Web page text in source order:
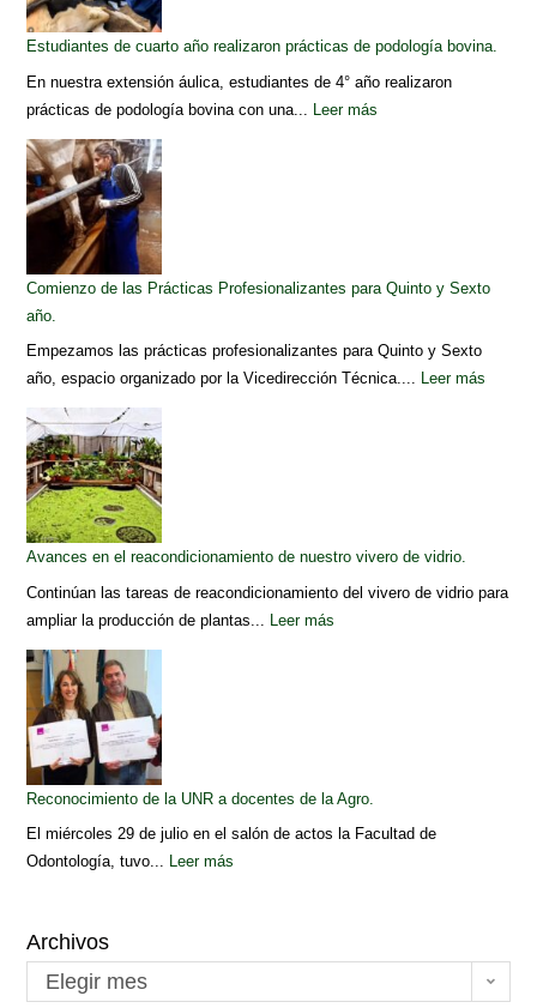
Estudiantes de cuarto año realizaron prácticas de podología bovina.
En nuestra extensión áulica, estudiantes de 4° año realizaron
prácticas de podología bovina con una...
Leer más
Comienzo de las Prácticas Profesionalizantes para Quinto y Sexto
año.
Empezamos las prácticas profesionalizantes para Quinto y Sexto
año, espacio organizado por la Vicedirección Técnica.... Leer más
Avances en el reacondicionamiento de nuestro vivero de vidrio.
Continúan las tareas de reacondicionamiento del vivero de vidrio para
ampliar la producción de plantas...
Leer más
Reconocimiento de la UNR a docentes de la Agro.
El miércoles 29 de julio en el salón de actos la Facultad de
Odontología, tuvo... Leer más
Archivos
Elegir mes